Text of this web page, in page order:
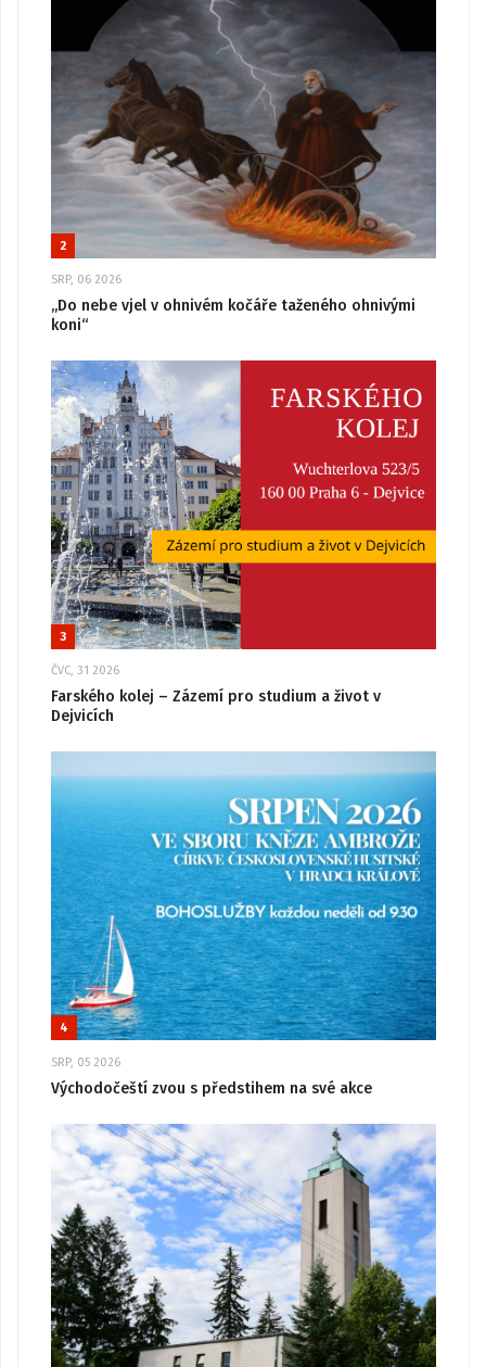
2
SRP, 06 2026
„Do nebe vjel v ohnivém kočáře taženého ohnivými
koni“
3
ČVC, 31 2026
Farského kolej – Zázemí pro studium a život v
Dejvicích
4
SRP, 05 2026
Východočeští zvou s předstihem na své akce